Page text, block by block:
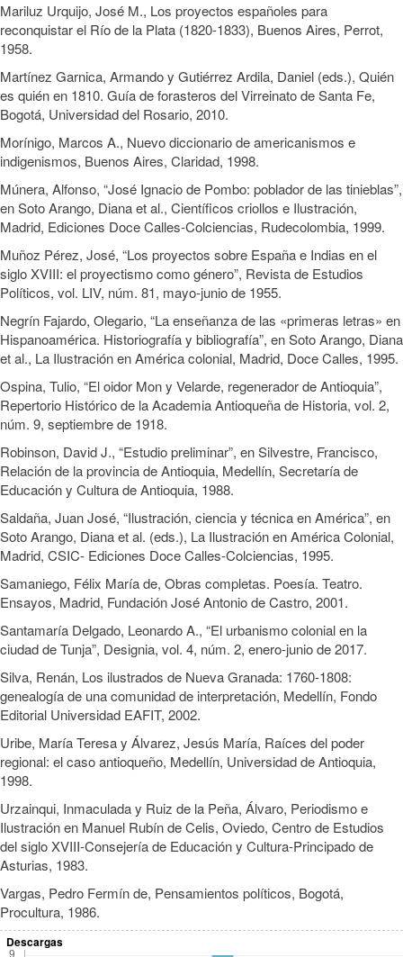
Mariluz Urquijo, José M., Los proyectos españoles para
reconquistar el Río de la Plata (1820-1833), Buenos Aires, Perrot,
1958.
Martínez Garnica, Armando y Gutiérrez Ardila, Daniel (eds.), Quién
es quién en 1810. Guía de forasteros del Virreinato de Santa Fe,
Bogotá, Universidad del Rosario, 2010.
Morínigo, Marcos A., Nuevo diccionario de americanismos e
indigenismos, Buenos Aires, Claridad, 1998.
Múnera, Alfonso, “José Ignacio de Pombo: poblador de las tinieblas”,
en Soto Arango, Diana et al., Científicos criollos e Ilustración,
Madrid, Ediciones Doce Calles-Colciencias, Rudecolombia, 1999.
Muñoz Pérez, José, “Los proyectos sobre España e Indias en el
siglo XVIII: el proyectismo como género”, Revista de Estudios
Políticos, vol. LIV, núm. 81, mayo-junio de 1955.
Negrín Fajardo, Olegario, “La enseñanza de las «primeras letras» en
Hispanoamérica. Historiografía y bibliografía”, en Soto Arango, Diana
et al., La Ilustración en América colonial, Madrid, Doce Calles, 1995.
Ospina, Tulio, “El oidor Mon y Velarde, regenerador de Antioquia”,
Repertorio Histórico de la Academia Antioqueña de Historia, vol. 2,
núm. 9, septiembre de 1918.
Robinson, David J., “Estudio preliminar”, en Silvestre, Francisco,
Relación de la provincia de Antioquia, Medellín, Secretaría de
Educación y Cultura de Antioquia, 1988.
Saldaña, Juan José, “Ilustración, ciencia y técnica en América”, en
Soto Arango, Diana et al. (eds.), La Ilustración en América Colonial,
Madrid, CSIC- Ediciones Doce Calles-Colciencias, 1995.
Samaniego, Félix María de, Obras completas. Poesía. Teatro.
Ensayos, Madrid, Fundación José Antonio de Castro, 2001.
Santamaría Delgado, Leonardo A., “El urbanismo colonial en la
ciudad de Tunja”, Designia, vol. 4, núm. 2, enero-junio de 2017.
Silva, Renán, Los ilustrados de Nueva Granada: 1760-1808:
genealogía de una comunidad de interpretación, Medellín, Fondo
Editorial Universidad EAFIT, 2002.
Uribe, María Teresa y Álvarez, Jesús María, Raíces del poder
regional: el caso antioqueño, Medellín, Universidad de Antioquia,
1998.
Urzainqui, Inmaculada y Ruiz de la Peña, Álvaro, Periodismo e
Ilustración en Manuel Rubín de Celis, Oviedo, Centro de Estudios
del siglo XVIII-Consejería de Educación y Cultura-Principado de
Asturias, 1983.
Vargas, Pedro Fermín de, Pensamientos políticos, Bogotá,
Procultura, 1986.
Descargas